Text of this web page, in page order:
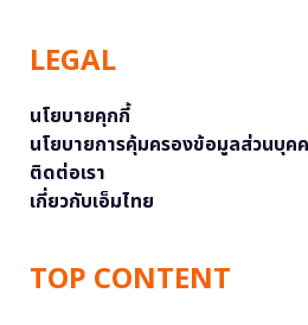
LEGAL
นโยบายคุกกี้
นโยบายการคุ้มครองข้อมูลส่วนบุค
ติดต่อเรา
เกี่ยวกับเอ็มไทย
TOP CONTENT